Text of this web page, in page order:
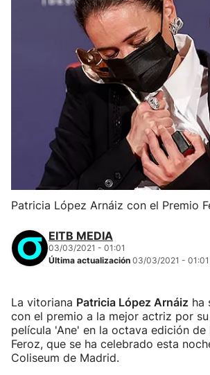
Patricia López Arnáiz con el Premio
EITB MEDIA
03/03/2021 - 01:01
Última actualización 03/03/2021 - 01:01
La vitoriana Patricia López Arnáiz ha
con el premio a la mejor actriz por
película 'Ane' en la octava edición de
Feroz, que se ha celebrado esta
Coliseum de Madrid.